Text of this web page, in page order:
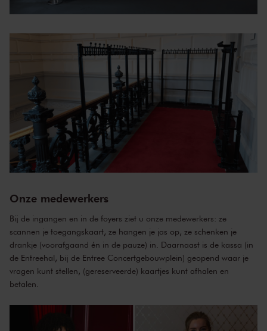
Onze medewerkers
Bij de ingangen en in de foyers ziet u onze medewerkers: ze
scannen je toegangskaart, ze hangen je jas op, ze schenken je
drankje (voorafgaand én in de pauze) in. Daarnaast is de kassa (in
de Entreehal, bij de Entree Concertgebouwplein) geopend waar je
vragen kunt stellen, (gereserveerde) kaartjes kunt afhalen en
betalen.